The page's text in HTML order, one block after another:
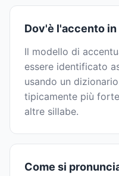
Dov'è l'accento
Il modello di
essere identificato
usando un
tipicamente più
altre sillabe.
Come si